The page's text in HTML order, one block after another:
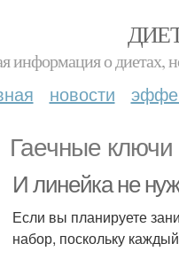
информация о диетах,
новости
Гаечные ключи
И линейка не
Если вы планируете
набор, поскольку